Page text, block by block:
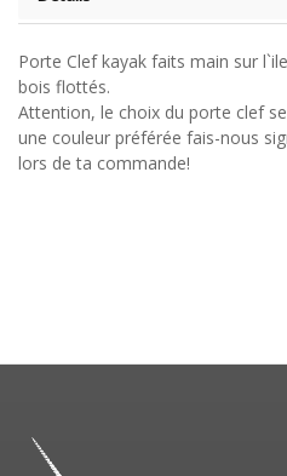
Porte Clef kayak faits main sur
bois flottés.
Attention, le choix du porte clef
une couleur préférée fais-nous
lors de ta commande!